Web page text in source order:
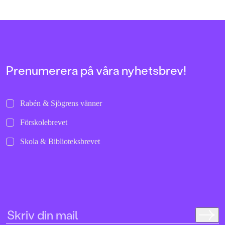
Prenumerera på våra nyhetsbrev!
Rabén & Sjögrens vänner
Förskolebrevet
Skola & Biblioteksbrevet